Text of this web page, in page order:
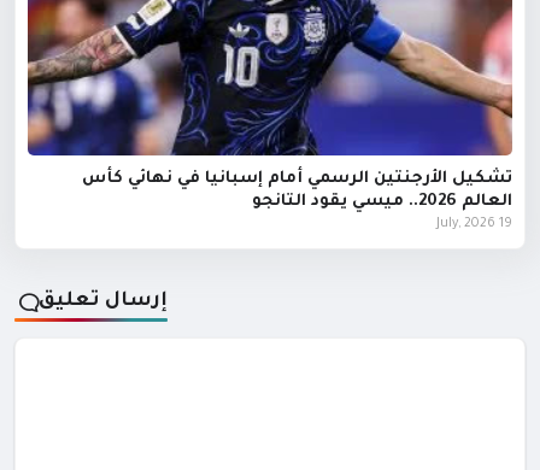
تشكيل الأرجنتين الرسمي أمام إسبانيا في نهائي كأس
العالم 2026.. ميسي يقود التانجو
19 July, 2026
إرسال تعليق